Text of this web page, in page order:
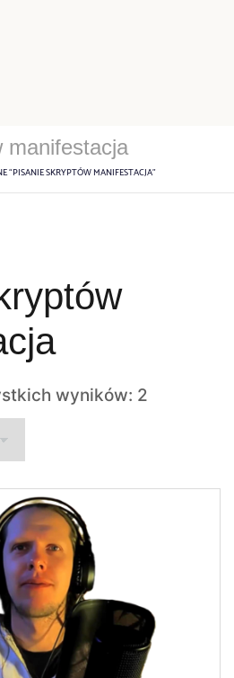
manifestacja
“PISANIE SKRYPTÓW MANIFESTACJA”
wyników: 2